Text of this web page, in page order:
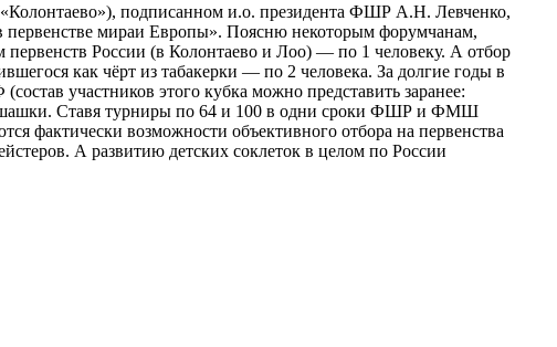
подписанном и.о. президента ФШР А.Н. Левченко,
первенстве мираи Европы». Поясню некоторым форумчанам,
первенств России (в Колонтаево и Лоо) — по 1 человеку. А отбор
как чёрт из табакерки — по 2 человека. За долгие годы в
участников этого кубка можно представить заранее:
шашки. Ставя турниры по 64 и 100 в одни сроки ФШР и ФМШ
фактически возможности объективного отбора на первенства
А развитию детских соклеток в целом по России